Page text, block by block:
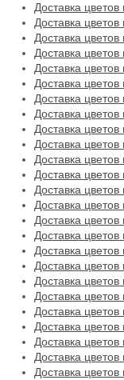
Доставка
Доставка
Доставка
Доставка
Доставка
Доставка цветов
Доставка
Доставка
Доставка
Доставка
Доставка
Доставка цветов
Доставка
Доставка
Доставка
Доставка
Доставка
Доставка
Доставка
Доставка цветов
Доставка
Доставка цветов
Доставка
Доставка
Доставка